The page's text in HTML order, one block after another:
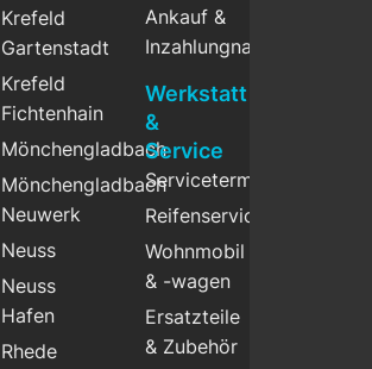
Krefeld
Gartenstadt
Krefeld
Fichtenhain
Mönchengladbach
Mönchengladbach
Neuwerk
Neuss
Neuss
Hafen
Rhede
Ankauf &
Inzahlungnahme
Werkstatt
&
Service
Servicetermin
Reifenservice
Wohnmobil
& -wagen
Ersatzteile
& Zubehör